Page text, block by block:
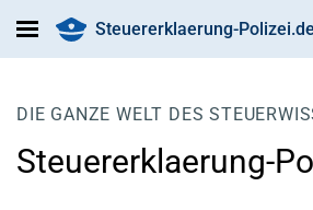
Steuererklaerung-Polizei.de
DIE GANZE WELT DES
Steuererklaerung-